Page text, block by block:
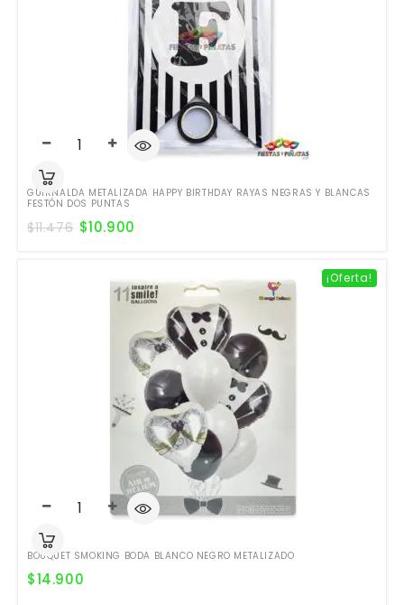
GUIRNALDA METALIZADA HAPPY BIRTHDAY RAYAS NEGRAS Y BLANCAS
FESTÓN DOS PUNTAS
$11.476 $10.900
¡Oferta!
BOUQUET SMOKING BODA BLANCO NEGRO METALIZADO
$14.900